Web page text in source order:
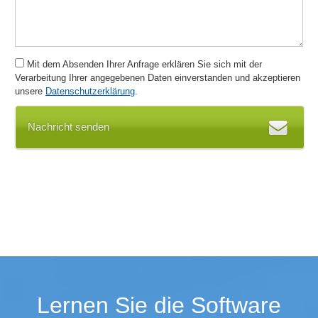
Textvorlagen, Mustertexte
Tokenverwaltung
Übersetzen von Webseiten
Verbindungsübersichten
Versionskontrolle
Web-Server Zugriffsprotokollierung
Wiedervorlagen
Mit dem Absenden Ihrer Anfrage erklären Sie sich mit der
Verarbeitung Ihrer angegebenen Daten einverstanden und akzeptieren
unsere Datenschutzerklärung.
Nachricht senden
Lernen Sie die Software